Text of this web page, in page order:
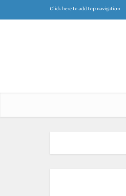
Click here to add top navigation